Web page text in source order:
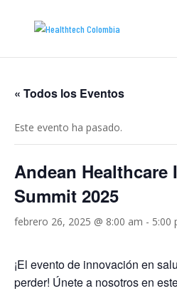
« Todos los Eventos
Este evento ha pasado.
Andean Healthcare
Summit 2025
febrero 26, 2025 @ 8:00 am - 5:00
¡El evento de innovación en
perder! Únete a nosotros en